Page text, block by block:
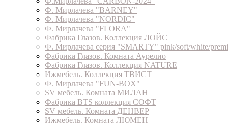
Ф. Мирлачева "BARNEY"
Ф. Мирлачева "NORDIC"
Ф. Мирлачева "FLORA"
Фабрика Глазов. Коллекция ЛОЙС
Ф. Мирлачева серия "SMARTY" pink/soft/white/
Фабрика Глазов. Комната Аурелио
Фабрика Глазов. Коллекция NATURE
Ижмебель. Коллекция ТВИСТ
Ф. Мирлачева "FUN-BOX"
SV мебель. Комната МИЛАН
Фабрика BTS коллекция СОФТ
SV мебель. Комната ДЕНВЕР
Ижмебель. Комната ЛЮМЕН